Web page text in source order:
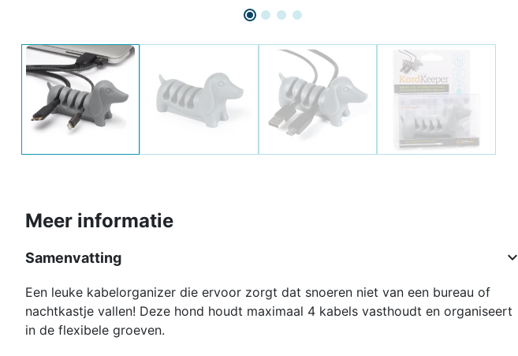
Meer informatie
Samenvatting 
Een leuke kabelorganizer die ervoor zorgt dat snoeren niet van een bureau of
nachtkastje vallen! Deze hond houdt maximaal 4 kabels vasthoudt en organiseert
in de flexibele groeven.